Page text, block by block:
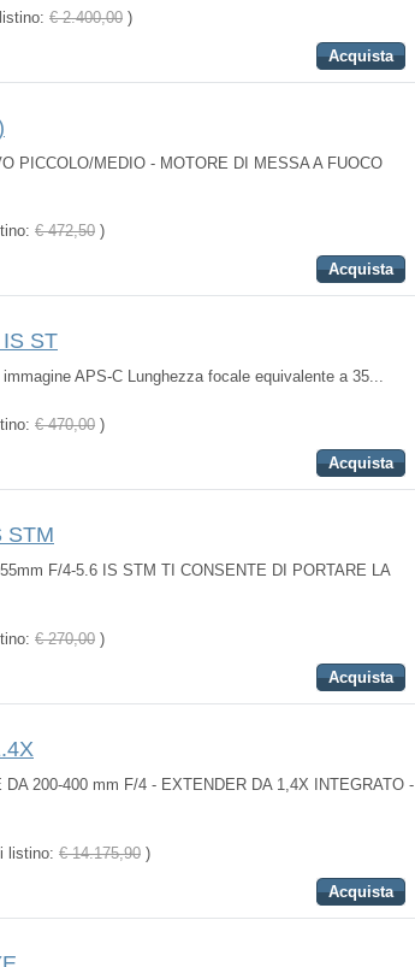
€ 2.400,00 )
Acquista
PICCOLO/MEDIO - MOTORE DI MESSA A FUOCO
€ 472,50 )
Acquista
ST
APS-C Lunghezza focale equivalente a 35...
€ 470,00 )
Acquista
STM
F/4-5.6 IS STM TI CONSENTE DI PORTARE LA
€ 270,00 )
Acquista
200-400 mm F/4 - EXTENDER DA 1,4X INTEGRATO -
listino: € 14.175,90 )
Acquista